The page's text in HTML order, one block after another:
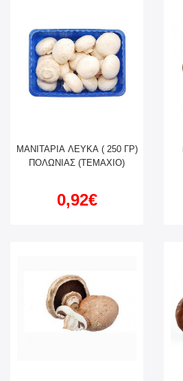
ΜΑΝΙΤΑΡΙΑ ΛΕΥΚΑ ( 250 ΓΡ)
ΠΟΛΩΝΙΑΣ (ΤΕΜΑΧΙΟ)
0,92€